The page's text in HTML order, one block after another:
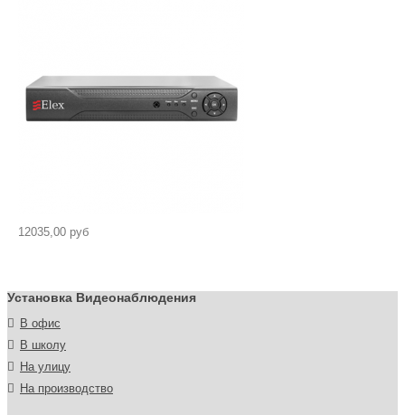
12035,00 руб
Установка Видеонаблюдения
В офис
В школу
На улицу
На производство